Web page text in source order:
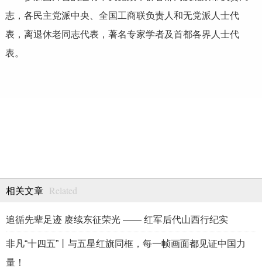
志，各民主党派中央、全国工商联负责人和无党派人士代
表，离退休老同志代表，著名专家学者及首都各界人士代
表。
相关文章 Related
追循先辈足迹 赓续东征荣光 —— 红军后代山西行纪实
非凡“十四五”丨与五星红旗同框，每一帧画面都见证中国力
量！